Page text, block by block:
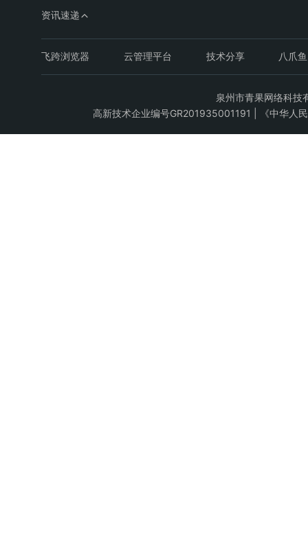
资讯速递
飞跨浏览器 云管理平台 技术分享 八爪
泉州市青果网络科
高新技术企业编号GR201935001191 | 《中华人